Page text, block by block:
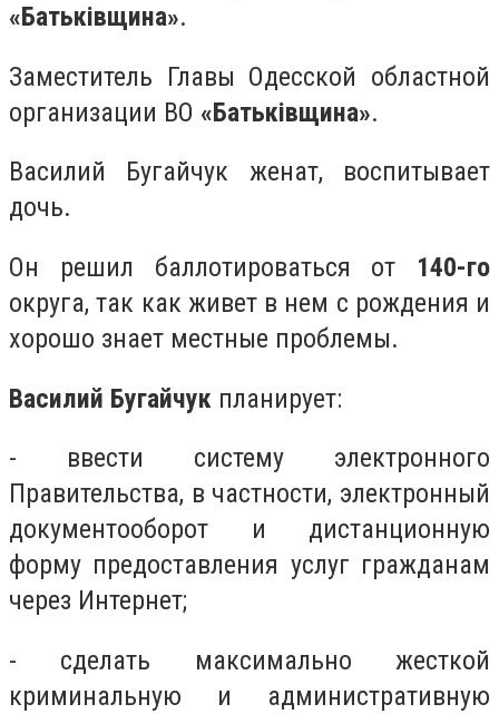
«Батьківщина».
Заместитель Главы Одесской областной
организации ВО «Батьківщина».
Василий Бугайчук женат, воспитывает
дочь.
Он решил баллотироваться от 140-го
округа, так как живет в нем с рождения и
хорошо знает местные проблемы.
Василий Бугайчук планирует:
- ввести систему электронного
Правительства, в частности, электронный
документооборот и дистанционную
форму предоставления услуг гражданам
через Интернет;
- сделать максимально жесткой
криминальную и административную